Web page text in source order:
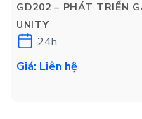
GD202 – PHÁT TRIỂN
UNITY
24h
Giá: Liên hệ